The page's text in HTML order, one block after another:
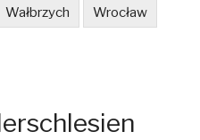
Wałbrzych Wrocław